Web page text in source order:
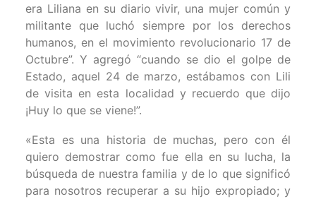
era Liliana en su diario vivir, una mujer común y
militante que luchó siempre por los derechos
humanos, en el movimiento revolucionario 17 de
Octubre”. Y agregó “cuando se dio el golpe de
Estado, aquel 24 de marzo, estábamos con Lili
de visita en esta localidad y recuerdo que dijo
¡Huy lo que se viene!”.
«Esta es una historia de muchas, pero con él
quiero demostrar como fue ella en su lucha, la
búsqueda de nuestra familia y de lo que significó
para nosotros recuperar a su hijo expropiado; y